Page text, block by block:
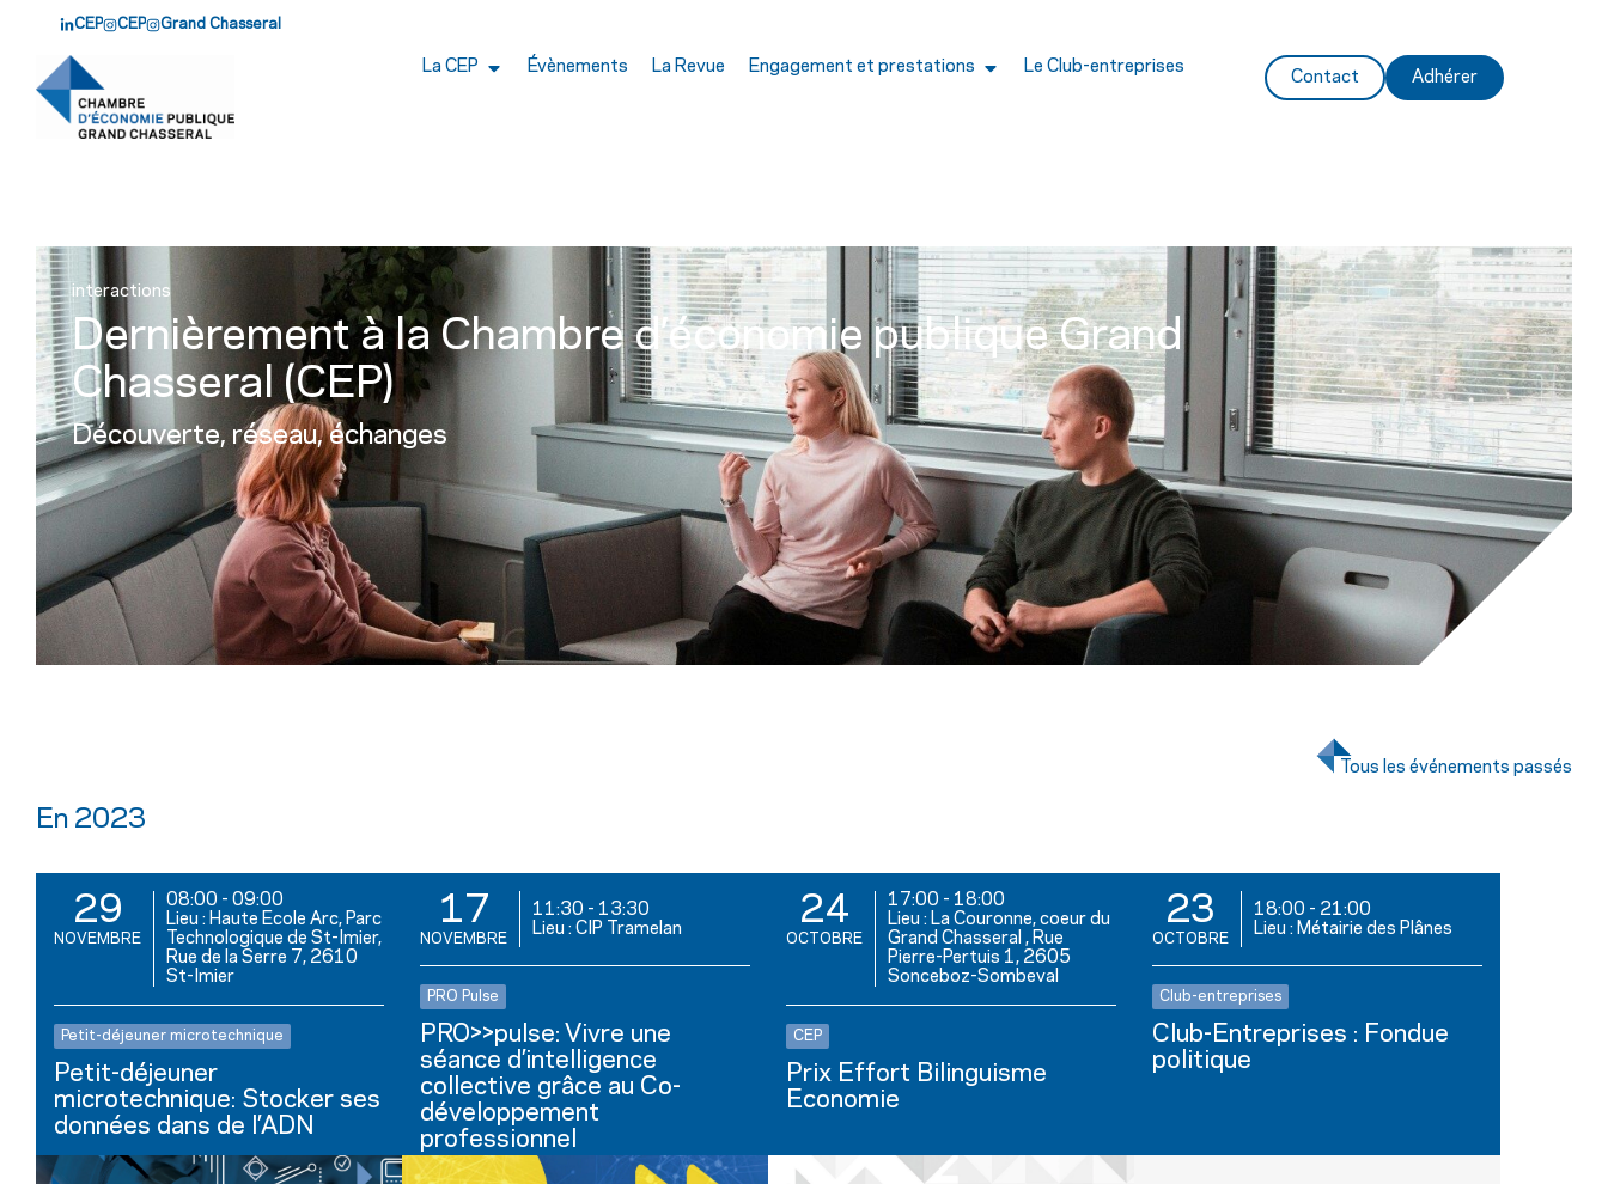
CEP CEP Grand Chasseral
La CEP Évènements La Revue Engagement et prestations Le Club-entreprises
Contact Adhérer
interactions
Dernièrement à la Chambre d’économie publique Grand
Chasseral (CEP)
Découverte, réseau, échanges
Tous les événements passés
En 2023
29
NOVEMBRE
08:00 - 09:00
Lieu : Haute Ecole Arc, Parc
Technologique de St-Imier,
Rue de la Serre 7, 2610
St-Imier
Petit-déjeuner microtechnique
Petit-déjeuner
microtechnique: Stocker ses
données dans de l’ADN
17
NOVEMBRE
11:30 - 13:30
Lieu : CIP Tramelan
PRO Pulse
PRO>>pulse: Vivre une
séance d’intelligence
collective grâce au Co-
développement
professionnel
24
OCTOBRE
17:00 - 18:00
Lieu : La Couronne, coeur du
Grand Chasseral , Rue
Pierre-Pertuis 1, 2605
Sonceboz-Sombeval
CEP
Prix Effort Bilinguisme
Economie
23
OCTOBRE
18:00 - 21:00
Lieu : Métairie des Plânes
Club-entreprises
Club-Entreprises : Fondue
politique